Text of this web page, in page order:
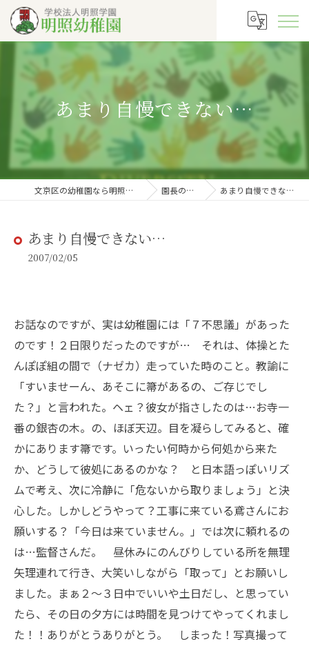
あまり自慢できない…
文京区の幼稚園なら明照幼稚園 園長の徒然 あまり自慢できない…
あまり自慢できない…
2007/02/05
お話なのですが、実は幼稚園には「７不思議」があった
のです！２日限りだったのですが… それは、体操とた
んぽぽ組の間で（ナゼカ）走っていた時のこと。教諭に
「すいませーん、あそこに箒があるの、ご存じでし
た？」と言われた。ヘェ？彼女が指さしたのは…お寺一
番の銀杏の木。の、ほぼ天辺。目を凝らしてみると、確
かにあります箒です。いったい何時から何処から来た
か、どうして彼処にあるのかな？ と日本語っぽいリズ
ムで考え、次に冷静に「危ないから取りましょう」と決
心した。しかしどうやって？工事に来ている鳶さんにお
願いする？「今日は来ていません。」では次に頼れるの
は…監督さんだ。 昼休みにのんびりしている所を無理
矢理連れて行き、大笑いしながら「取って」とお願いし
ました。まぁ２〜３日中でいいや土日だし、と思ってい
たら、その日の夕方には時間を見つけてやってくれまし
た！！ありがとうありがとう。 しまった！写真撮って